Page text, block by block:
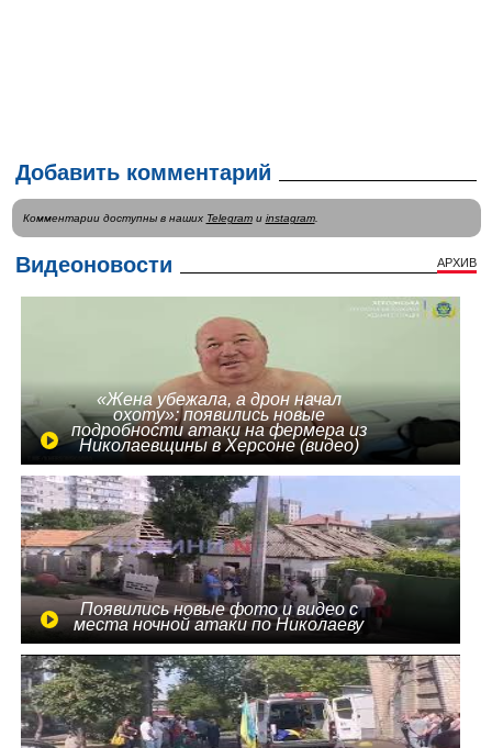
Добавить комментарий
Комментарии доступны в наших Telegramи instagram.
Видеоновости АРХИВ
«Жена убежала, а дрон начал
охоту»: появились новые
подробности атаки на фермера из
Николаевщины в Херсоне (видео)
Появились новые фото и видео с
места ночной атаки по Николаеву